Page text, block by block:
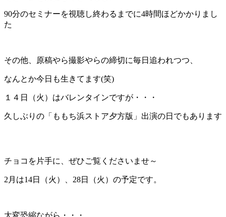
90分のセミナーを視聴し終わるまでに4時間ほどかかりまし
た
その他、原稿やら撮影やらの締切に毎日追われつつ、
なんとか今日も生きてます(笑)
１４日（火）はバレンタインですが・・・
久しぶりの「ももち浜ストア夕方版」出演の日でもあります
チョコを片手に、ぜひご覧くださいませ～
2月は14日（火）、28日（火）の予定です。